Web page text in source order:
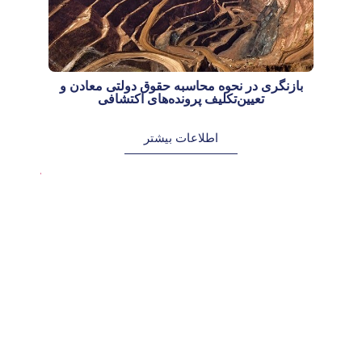
بازنگری در نحوه محاسبه حقوق دولتی معادن و
تعیین‌تکلیف پرونده‌های اکتشافی
اطلاعات بیشتر